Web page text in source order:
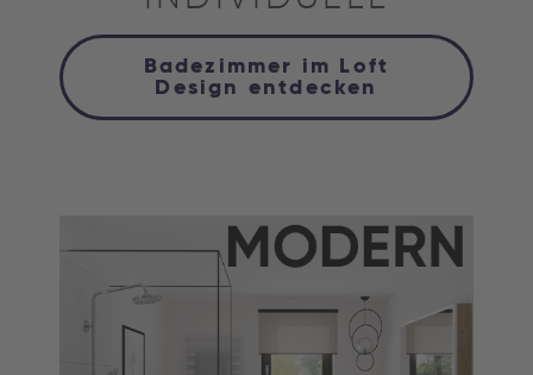
Badezimmer im Loft
Design entdecken